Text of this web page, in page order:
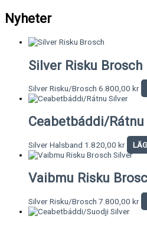
Nyheter
Silver Risku Brosch
Silver Risku/Brosch 6.800,00 kr
Ceabetbáddi/
Silver Halsband 1.820,00 kr
Vaibmu Risku
Silver Risku/Brosch 7.800,00 kr